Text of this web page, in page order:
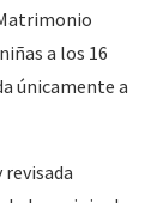
a los 16
únicamente a